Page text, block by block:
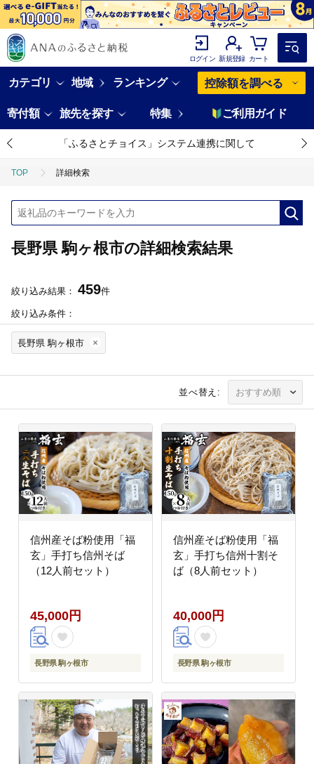
ログイン 新規登録 カート
カテゴリ 地域 ランキング 控除額を調べる
寄付額 旅先を探す 特集 ご利用ガイド
「ふるさとチョイス」システム連携に関して
TOP 詳細検索
長野県 駒ヶ根市の詳細検索結果
絞り込み結果： 459件
絞り込み条件：
長野県 駒ヶ根市
並べ替え:
信州産そば粉使用「福
玄」手打ち信州そば
（12人前セット）
45,000円
長野県 駒ヶ根市
信州産そば粉使用「福
玄」手打ち信州十割そ
ば（8人前セット）
40,000円
長野県 駒ヶ根市